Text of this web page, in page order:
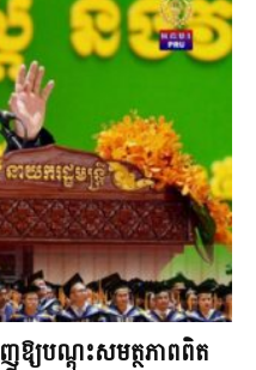
យបណ្តុះសមត្ថភាពពិត